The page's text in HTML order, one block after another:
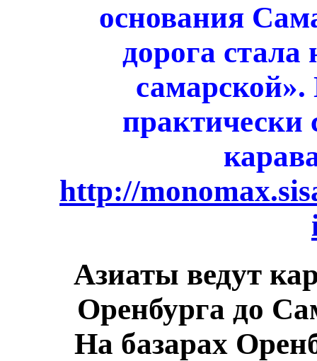
основания
дорога стала
практически
http://
Азиаты ведут
Оренбурга до
На базарах